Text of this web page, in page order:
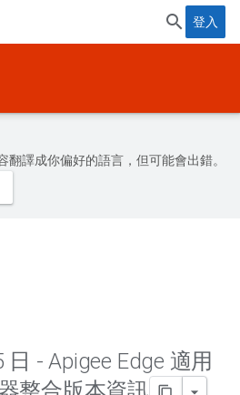
登入
翻譯成你偏好的語言，但可能會出錯。
- Apigee Edge 適用